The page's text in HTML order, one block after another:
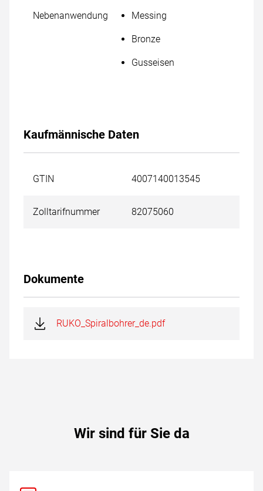
Nebenanwendung Messing
Bronze
Gusseisen
Kaufmännische Daten
GTIN 4007140013545
Zolltarifnummer 82075060
Dokumente
RUKO_Spiralbohrer_de.pdf
Wir sind für Sie da